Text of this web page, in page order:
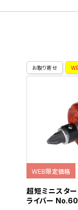
お取り寄せ
WEB限定価格
超短ミニスタ
ライバー No.60